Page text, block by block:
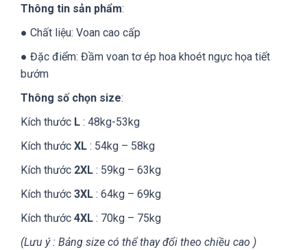
Thông tin sản phẩm:
● Chất liệu: Voan cao cấp
● Đặc điểm: Đầm voan tơ ép hoa khoét ngực họa tiết
bướm
Thông số chọn size:
Kích thước L : 48kg-53kg
Kích thước XL : 54kg – 58kg
Kích thước 2XL : 59kg – 63kg
Kích thước 3XL : 64kg – 69kg
Kích thước 4XL : 70kg – 75kg
(Lưu ý : Bảng size có thể thay đổi theo chiều cao )